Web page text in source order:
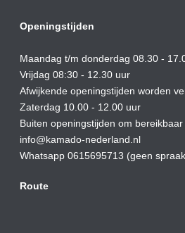
Openingstijden
Maandag t/m donderdag 08.30 -
Vrijdag 08:30 - 12.30 uur
Afwijkende openingstijden worden
Zaterdag 10.00 - 12.00 uur
Buiten openingstijden om bereikbaar
info@kamado-nederland.nl
Whatsapp 0615695713 (geen
Route